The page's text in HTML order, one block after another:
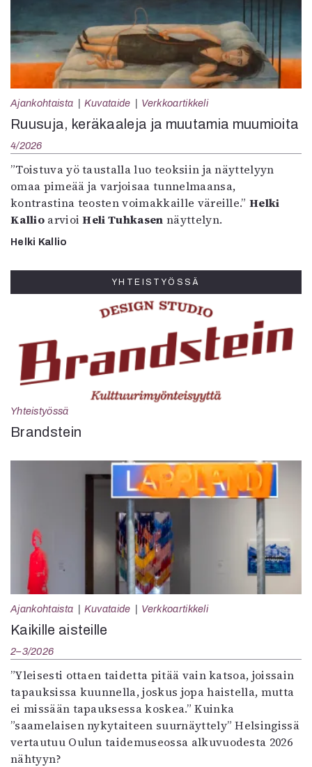
Ajankohtaista Kuvataide Verkkoartikkeli
Ruusuja, keräkaaleja ja muutamia muumioita
4/2026
”Toistuva yö taustalla luo teoksiin ja näyttelyyn
omaa pimeää ja varjoisaa tunnelmaansa,
kontrastina teosten voimakkaille väreille.”Helki
KallioarvioiHeli Tuhkasen näyttelyn.
Helki Kallio
YHTEISTYÖSSÄ
Yhteistyössä
Brandstein
Ajankohtaista Kuvataide Verkkoartikkeli
Kaikille aisteille
2–3/2026
”Yleisesti ottaen taidetta pitää vain katsoa, joissain
tapauksissa kuunnella, joskus jopa haistella, mutta
ei missään tapauksessa koskea.” Kuinka
”saamelaisen nykytaiteen suurnäyttely” Helsingissä
vertautuu Oulun taidemuseossa alkuvuodesta 2026
nähtyyn?